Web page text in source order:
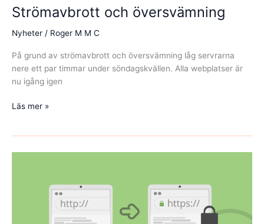
Strömavbrott och översvämning
Nyheter / Roger M M C
På grund av strömavbrott och översvämning låg servrarna
nere ett par timmar under söndagskvällen. Alla webplatser är
nu igång igen
Strömavbrott
Läs mer »